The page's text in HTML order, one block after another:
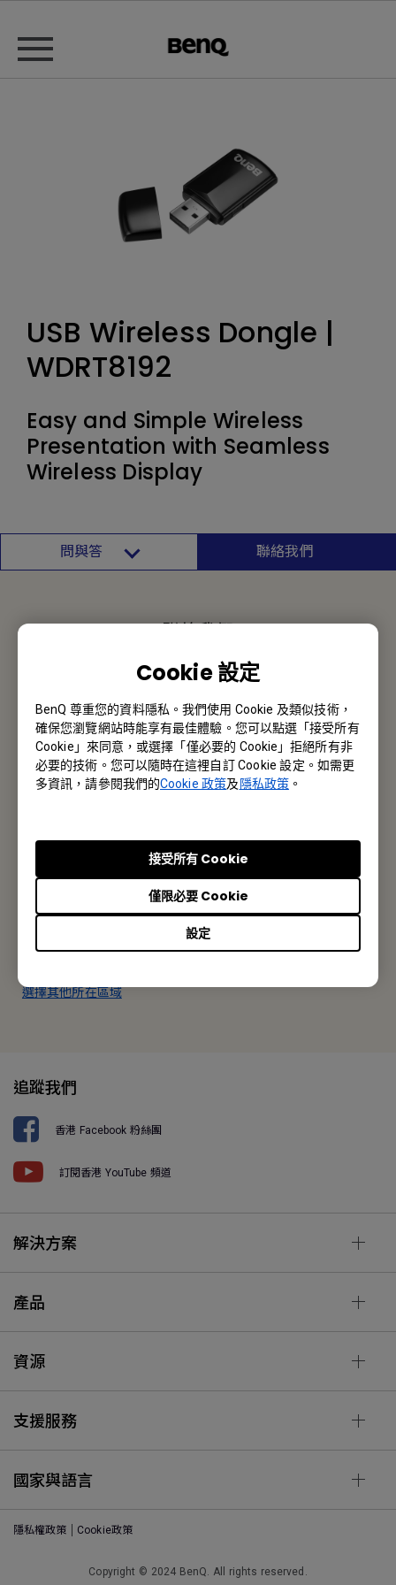
Cookie 設定
BenQ 尊重您的資料隱私。我們使用 Cookie 及類似技術，
確保您瀏覽網站時能享有最佳體驗。您可以點選「接受所有
Cookie」來同意，或選擇「僅必要的 Cookie」拒絕所有非
必要的技術。您可以隨時在這裡自訂 Cookie 設定。如需更
多資訊，請參閱我們的Cookie 政策及 隱私政策。
設定
僅限必要 Cookie
接受所有 Cookie
USB Wireless Dongle |
WDRT8192
Easy and Simple Wireless
Presentation with Seamless
Wireless Display
問與答 聯絡我們
聯絡我們
報價採購 · 技術諮詢 · 售後服務
聯絡我們
香港九龍荔枝角長沙灣道777-779號天安工業大廈10樓A-2室
Tel: +852-2330-6760
Fax: +852-2330-6353
選擇其他所在區域
追蹤我們
香港 Facebook 粉絲團
訂閱香港 YouTube 頻道
解決方案
產品
資源
支援服務
國家與語言
隱私權政策 Cookie政策
Copyright © 2024 BenQ. All rights reserved.